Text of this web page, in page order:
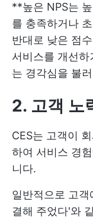
**높은 NPS는
를 충족하거나
반대로 낮은 점
서비스를 개선
는 경각심을 불
2. 고객 노
CES는 고객이
하여 서비스 경
니다.
일반적으로 고
결해 주었다'와